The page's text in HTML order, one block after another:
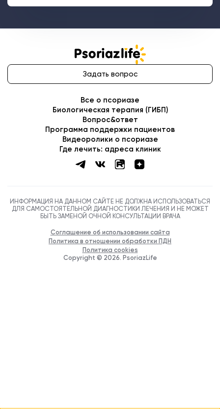
Биологическая терапия (ГИБП)
Программа поддержки пациентов
Видеоролики о псориазе
Где лечить: адреса клиник
ИНФОРМАЦИЯ НА ДАННОМ САЙТЕ НЕ ДОЛЖНА ИСПОЛЬЗОВАТЬСЯ
ДЛЯ САМОСТОЯТЕЛЬНОЙ ДИАГНОСТИКИ ЛЕЧЕНИЯ И НЕ МОЖЕТ
БЫТЬ ЗАМЕНОЙ ОЧНОЙ КОНСУЛЬТАЦИИ ВРАЧА
Соглашение об использовании сайта
Политика в отношении обработки ПДН
Политика cookies